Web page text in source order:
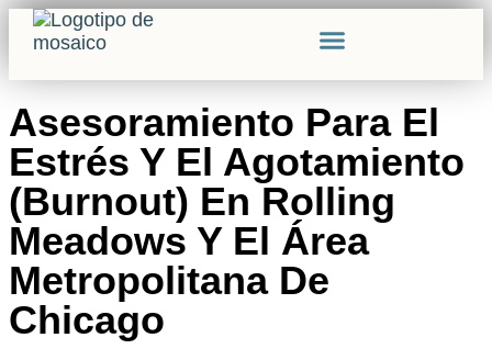
Asesoramiento Para El
Estrés Y El Agotamiento
(Burnout) En Rolling
Meadows Y El Área
Metropolitana De
Chicago